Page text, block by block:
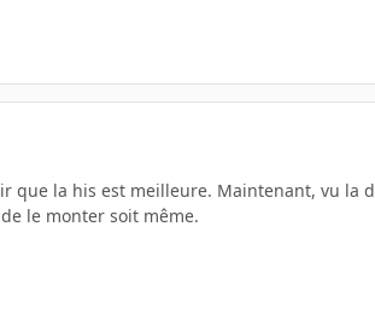
que la his est meilleure. Maintenant, vu la
le monter soit même.